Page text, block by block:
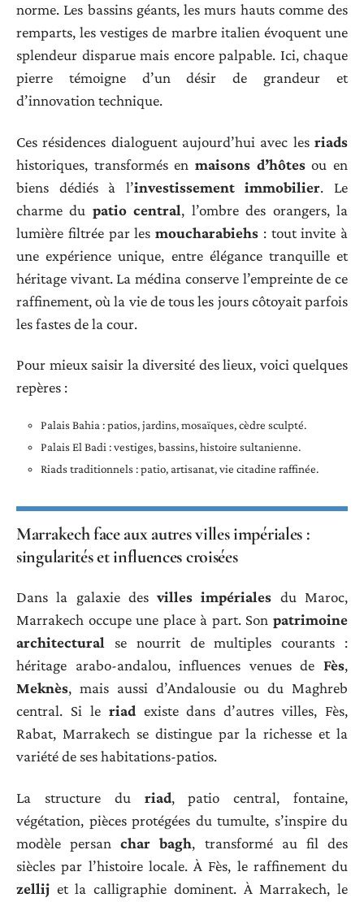
norme. Les bassins géants, les murs hauts comme des
remparts, les vestiges de marbre italien évoquent une
splendeur disparue mais encore palpable. Ici, chaque
pierre témoigne d’un désir de grandeur et
d’innovation technique.
Ces résidences dialoguent aujourd’hui avec les riads
historiques, transformés en maisons d’hôtesou en
biens dédiés à l’investissement immobilier. Le
charme du patio central, l’ombre des orangers, la
lumière filtrée par les moucharabiehs : tout invite à
une expérience unique, entre élégance tranquille et
héritage vivant. La médina conserve l’empreinte de ce
raffinement, où la vie de tous les jours côtoyait parfois
les fastes de la cour.
Pour mieux saisir la diversité des lieux, voici quelques
repères :
Palais Bahia : patios, jardins, mosaïques, cèdre sculpté.
Palais El Badi : vestiges, bassins, histoire sultanienne.
Riads traditionnels : patio, artisanat, vie citadine raffinée.
Marrakech face aux autres villes impériales :
singularités et influences croisées
Dans la galaxie desvilles impériales du Maroc,
Marrakech occupe une place à part. Son patrimoine
architectural se nourrit de multiples courants :
héritage arabo-andalou, influences venues de Fès,
Meknès, mais aussi d’Andalousie ou du Maghreb
central. Si le riadexiste dans d’autres villes, Fès,
Rabat, Marrakech se distingue par la richesse et la
variété de ses habitations-patios.
La structure du riad, patio central, fontaine,
végétation, pièces protégées du tumulte, s’inspire du
modèle persanchar bagh, transformé au fil des
siècles par l’histoire locale. À Fès, le raffinement du
zellij et la calligraphie dominent. À Marrakech, le